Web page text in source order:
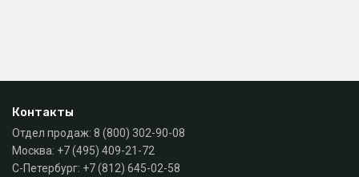
Контакты
Отдел продаж: 8 (800) 302-90-08
Москва: +7 (495) 409-21-72
С-Петербург: +7 (812) 645-02-58